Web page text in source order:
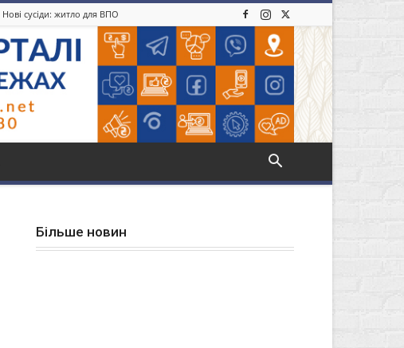
Нові сусіди: житло для ВПО
Більше новин